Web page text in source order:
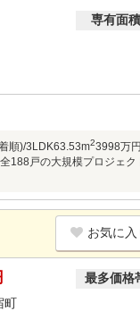
専有面積
順)/3LDK63.53m23998万
188戸の大規模プロジェ
お気に
最多価格
町